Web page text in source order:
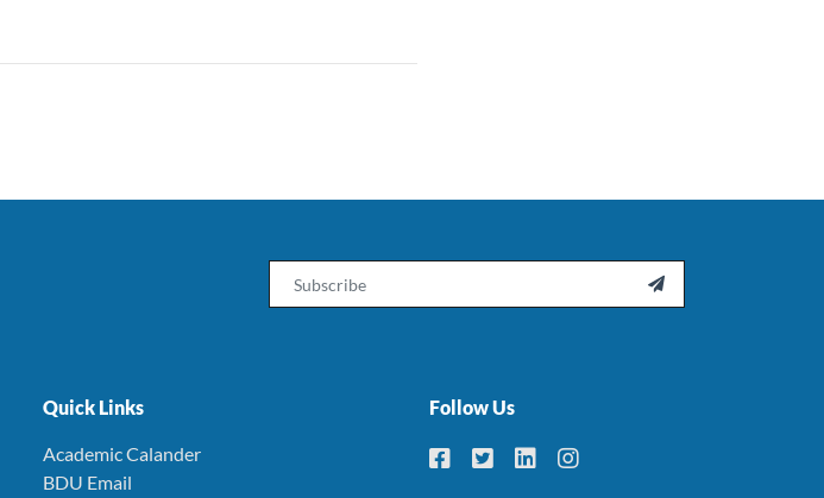

Quick Links
Academic Calander
BDU Email
Follow Us